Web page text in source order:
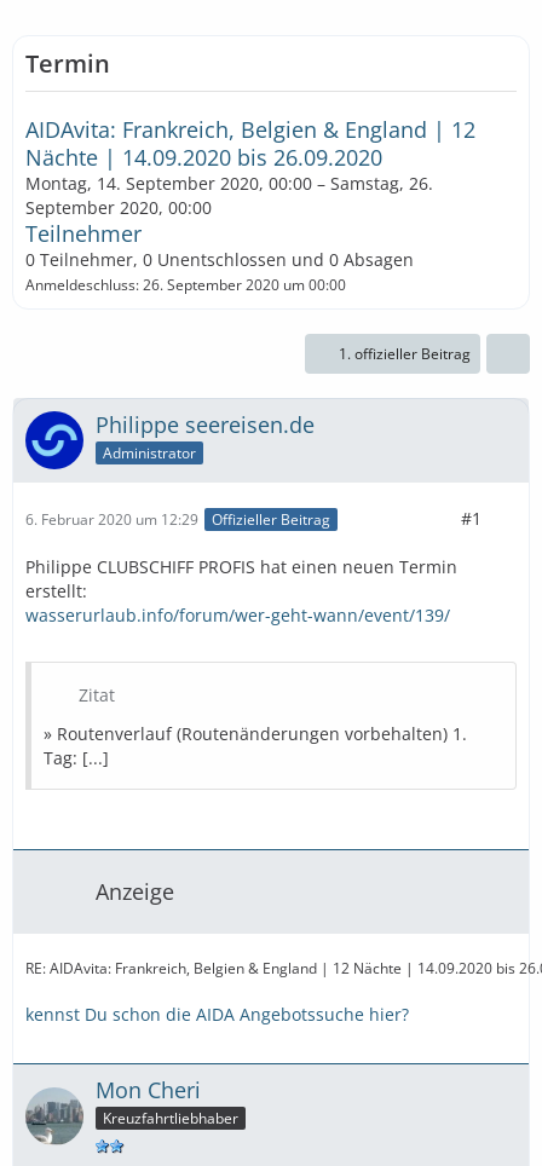
Termin
AIDAvita: Frankreich, Belgien & England | 12
Nächte | 14.09.2020 bis 26.09.2020
Montag, 14. September 2020, 00:00 – Samstag, 26.
September 2020, 00:00
Teilnehmer
0 Teilnehmer, 0 Unentschlossen und 0 Absagen
Anmeldeschluss: 26. September 2020 um 00:00
1. offizieller Beitrag
Philippe seereisen.de
Administrator
6. Februar 2020 um 12:29 Offizieller Beitrag #1
Philippe CLUBSCHIFF PROFIS hat einen neuen Termin
erstellt:
wasserurlaub.info/forum/wer-geht-wann/event/139/
Zitat
» Routenverlauf (Routenänderungen vorbehalten) 1.
Tag: [...]
Anzeige
RE: AIDAvita: Frankreich, Belgien & England | 12 Nächte | 14.09.2020 bis
kennst Du schon die AIDA Angebotssuche hier?
Mon Cheri
Kreuzfahrtliebhaber